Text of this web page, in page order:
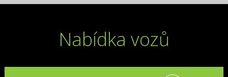
Nabídka vozů